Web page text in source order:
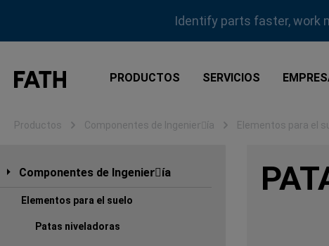
Saltar a la navegación principalIdentify parts faster, work
PRODUCTOS SERVICIOS
Productos Componentes de Ingenierِía Elementos para el
Componentes de Ingenierِía
Elementos para el suelo
Patas niveladoras